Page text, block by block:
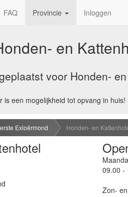
FAQ Provincie Inloggen
en
voor Honden-
een mogelijkheid tot opvang in huis!
Exloërmond Honden- en
09.00 -
Zon-